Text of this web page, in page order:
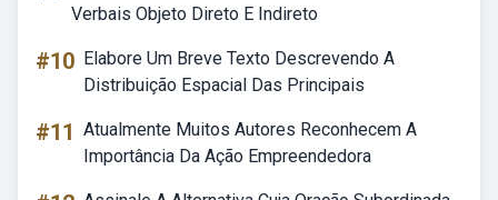
Verbais Objeto Direto E Indireto
#10 Elabore Um Breve Texto Descrevendo A
Distribuição Espacial Das Principais
#11 Atualmente Muitos Autores Reconhecem A
Importância Da Ação Empreendedora